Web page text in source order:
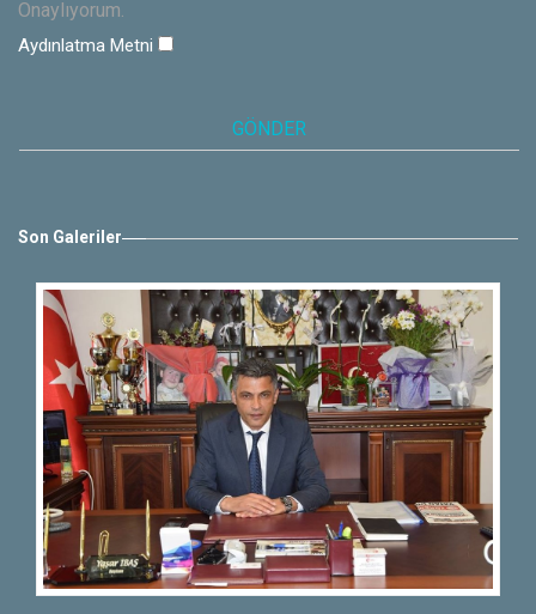
Onaylıyorum.
Aydınlatma Metni
Son Galeriler